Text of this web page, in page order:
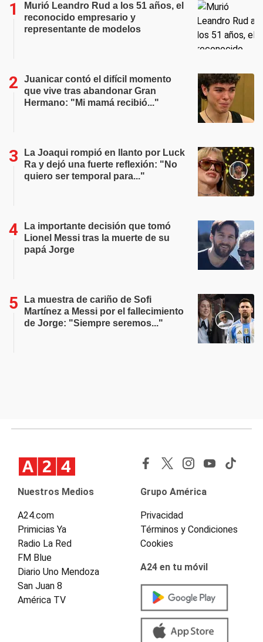
Murió Leandro Rud a los 51 años, el
reconocido empresario y
representante de modelos
Juanicar contó el difícil momento
que vive tras abandonar Gran
Hermano: "Mi mamá recibió..."
La Joaqui rompió en llanto por Luck
Ra y dejó una fuerte reflexión: "No
quiero ser temporal para..."
La importante decisión que tomó
Lionel Messi tras la muerte de su
papá Jorge
La muestra de cariño de Sofi
Martínez a Messi por el fallecimiento
de Jorge: "Siempre seremos..."
Nuestros Medios
A24.com
Primicias Ya
Radio La Red
FM Blue
Diario Uno Mendoza
San Juan 8
América TV
Grupo América
Privacidad
Términos y Condiciones
Cookies
A24 en tu móvil